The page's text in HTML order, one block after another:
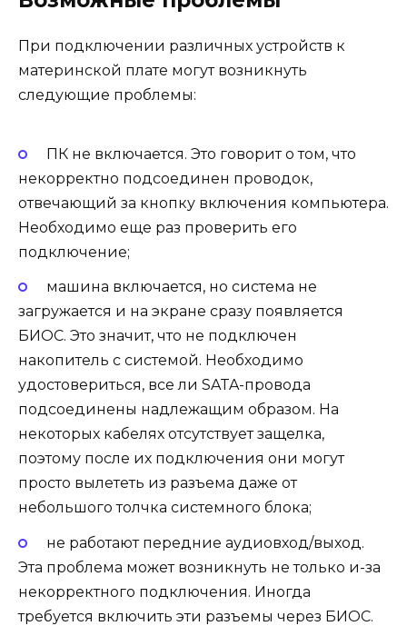
При подключении различных устройств к
материнской плате могут возникнуть
следующие проблемы:
ПК не включается. Это говорит о том, что
некорректно подсоединен проводок,
отвечающий за кнопку включения компьютера.
Необходимо еще раз проверить его
подключение;
машина включается, но система не
загружается и на экране сразу появляется
БИОС. Это значит, что не подключен
накопитель с системой. Необходимо
удостовериться, все ли SATA-провода
подсоединены надлежащим образом. На
некоторых кабелях отсутствует защелка,
поэтому после их подключения они могут
просто вылететь из разъема даже от
небольшого толчка системного блока;
не работают передние аудиовход/выход.
Эта проблема может возникнуть не только и-за
некорректного подключения. Иногда
требуется включить эти разъемы через БИОС.